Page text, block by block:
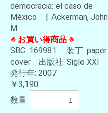
democracia: el caso de
México ∥ Ackerman, John
M.
※ お買い得商品 ※
SBC: 169981 装丁: paper
cover 出版社: Siglo XXI
発行年: 2007
￥3,190
数量